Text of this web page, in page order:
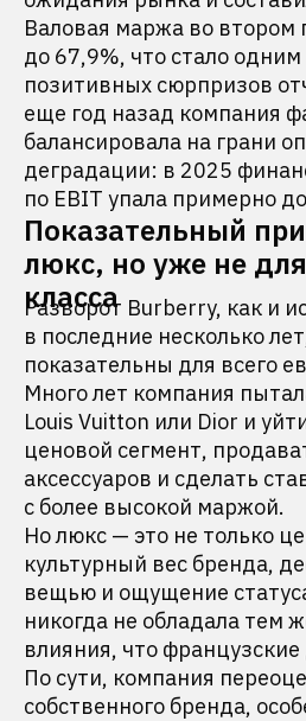
Валовая маржа во втором
до 67,9%, что стало
позитивных сюрпризов
еще год назад компания
балансировала на грани
деградации: в 2025
по EBIT упала примерно
Показательный
люкс, но уже не
класса
Разворот Burberry, как и
в последние несколько
показательны для всего
Много лет компания
Louis Vuitton или Dior и
ценовой сегмент,
аксессуаров и сделать
с более высокой маржой.
Но люкс — это не только
культурный вес бренда,
вещью и ощущение
никогда не обладала тем
влияния, что
По сути, компания
собственного бренда,